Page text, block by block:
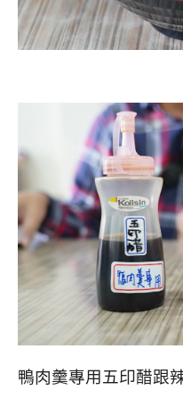
鴨肉羹專用五印醋跟